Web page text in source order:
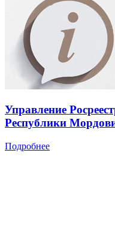
Управление
Республики
Подробнее